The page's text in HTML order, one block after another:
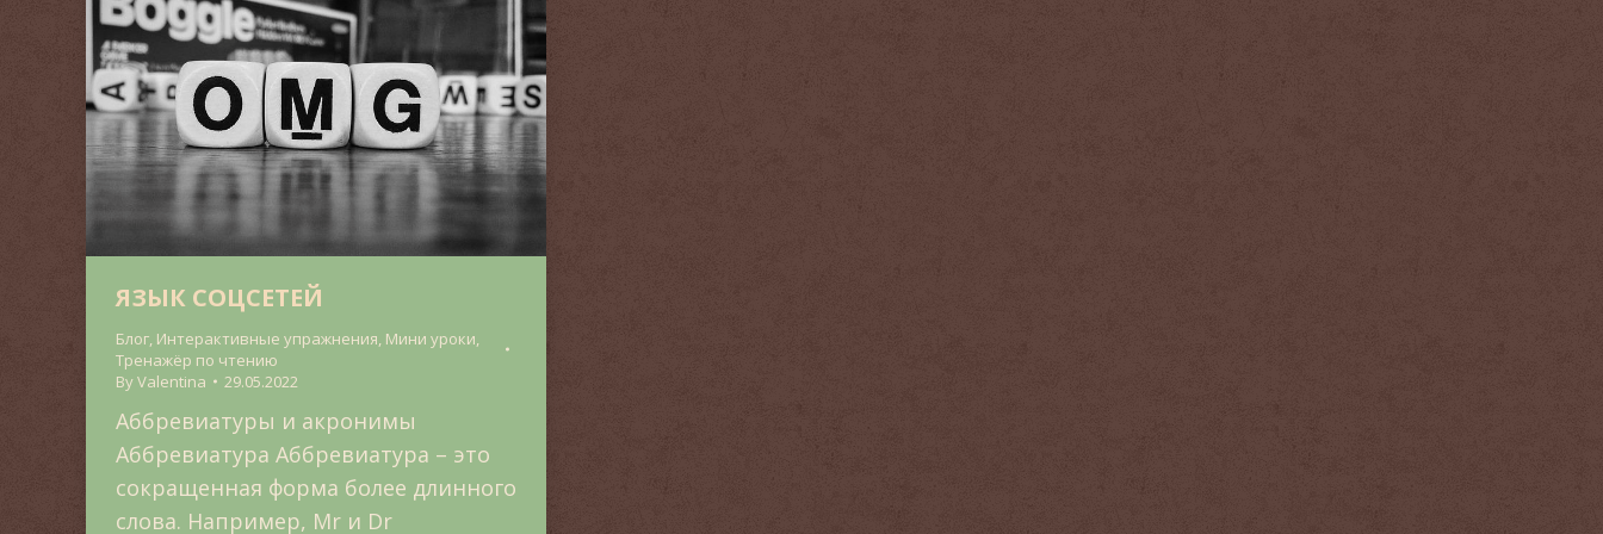
ЯЗЫК СОЦСЕТЕЙ
Блог, Интерактивные упражнения, Мини уроки,
Тренажёр по чтению
ByValentina 29.05.2022
Аббревиатуры и акронимы
Аббревиатура Аббревиатура – это
сокращенная форма более длинного
слова. Например, Mr и Dr